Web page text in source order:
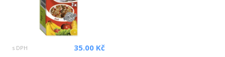
s DPH 35.00 Kč